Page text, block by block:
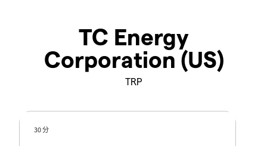
TC Energy
Corporation (US)
TRP
30 分